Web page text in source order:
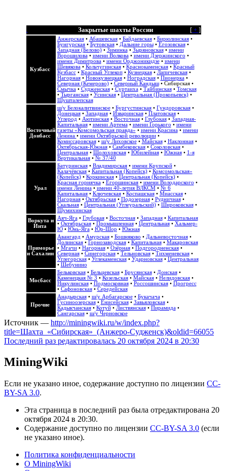
[+ ]
Закрытые шахты России
Кузбасс
Анжерская• Абашевская• Байдаевская• Бирюлинская•
Бунгурская• Бутовская• Дальние горы• Егозовская•
Западная (Белово)• Зиминка• Зыряновская• имени
Ворошилова• имени Волкова• имени Дзержинского •
имени Димитрова• имени Орджоникидзе• имени
Шевякова• Кольчугинская• Краснокаменская• Красный
Кузбасс• Красный Углекоп• Кузнецкая• Лапичевская•
Нагорная• Новокузнецкая• Ноградская• Пионерка•
Северная (Кемерово)• Северный Кандыш• Сибирская•
Смычка• Судженская• Суртаиха• Тайбинская• Томская
• Тырганская• Усинская• Центральная (Прокопьевск)•
Шушталепская
Восточный
Донбасс
ш/у Белокалитвинское• Бургустинская• Гундоровская•
Донецкая• Западная• Изваринская• Платовская•
Углерод • Аютинская• Восточная• Глубокая• Западная-
Капитальная• имени Артема• имени Горького • имени
газеты «Комсомольская правда» • имени Красина• имени
Ленина • имени Октябрьской революции•
Комиссаровская• ш/у Лиховское• Майская• Наклонная•
Октябрьская-Южная• Самбековская• Соколовская•
Центральная• Шолоховская• Юбилейная• Южная• 1-я
Вертикальная• № 37/40
Урал
Батуринская• Владимирская• имени Крупской•
Калачёвская• Капитальная (Копейск)• Комсомольская»
(Копейск)• Коркинская• Центральная (Копейск)•
Красная горнячка• Егоршинская• имени Володарского •
имени Ленина• имени 40-летия ВЛКСМ• № 6
Капитальная• Ключевская• Коспашская• Миасская•
Нагорная• Октябрьская• Подозерная• Рудничная•
Скальная• Центральная (Углеуральский)• Широковская•
Шумихинская
Воркута и
Инта
Аяч-Яга• Глубокая• Восточная• Западная• Капитальная
• Октябрьская• Промышленная• Центральная• Хальмер-
Ю• Юнь-Яга• Юр-Шор • Южная
Приморье
и Сахалин
Авангард • Амурская• Бошняково • Дальневосточная•
Долинская• Горнозаводская• Капитальная• Макаровская
• Мгачи• Нагорная• Озёрная• Подгородненская•
Северная• Синегорская• Тельновская• Тихменевская•
Углегорская• Углекаменская• Ударновская• Центральная
• Шебунино
Мосбасс
Бельковская• Бельцевская• Брусянская• Донская•
Каменецкая № 3 • Козельская• Майская• Нелидовская•
Никулинская• Подмосковная• Россошинская• Прогресс
• Сафоновская• Середейская
Прочие
Анадырская• ш/у Арбагарское• Букачача•
Гусиноозерская• Енисейская• Завьяловская•
Кадыкчанская• Котуй• Листвянская• Пирамида•
Сангарская• ш/у Черновское
Источник — http://miningwiki.ru/w/index.php?
title=Шахта_«Сибирская»_(Анжеро-Судженск)&oldid=66055
Последний раз редактировалась 20 октября 2024 в 20:30
MiningWiki
Если не указано иное, содержание доступно по лицензии CC-
BY-SA 3.0.
Эта страница в последний раз была отредактирована 20
октября 2024 в 20:30.
Содержание доступно по лицензии CC-BY-SA 3.0 (если
не указано иное).
Политика конфиденциальности
О MiningWiki